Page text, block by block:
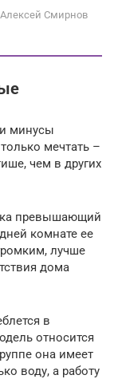
Алексей Смирнов
минусы
мечтать –
чем в других
превышающий
комнате ее
лучше
дома
в
относится
она имеет
воду, а работу